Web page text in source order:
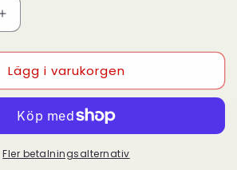
Öka
kvantitet
för
AIVIA
100
Inomhusskåp
för
hjärtstartare
Lägg i varukorgen
Fler betalningsalternativ